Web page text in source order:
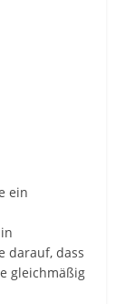
ein
darauf, dass
gleichmäßig